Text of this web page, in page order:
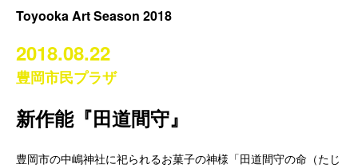
Toyooka Art Season 2018
2018.08.22
豊岡市民プラザ
新作能『田道間守』
豊岡市の中嶋神社に祀られるお菓子の神様「田道間守の命（たじ